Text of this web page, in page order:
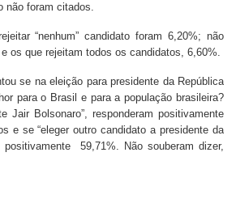
não foram citados.
“nenhum” candidato foram 6,20%; não
os que rejeitam todos os candidatos, 6,60%.
se na eleição para presidente da República
para o Brasil e para a população brasileira?
Jair Bolsonaro”, responderam positivamente
e se “eleger outro candidato a presidente da
positivamente 59,71%. Não souberam dizer,